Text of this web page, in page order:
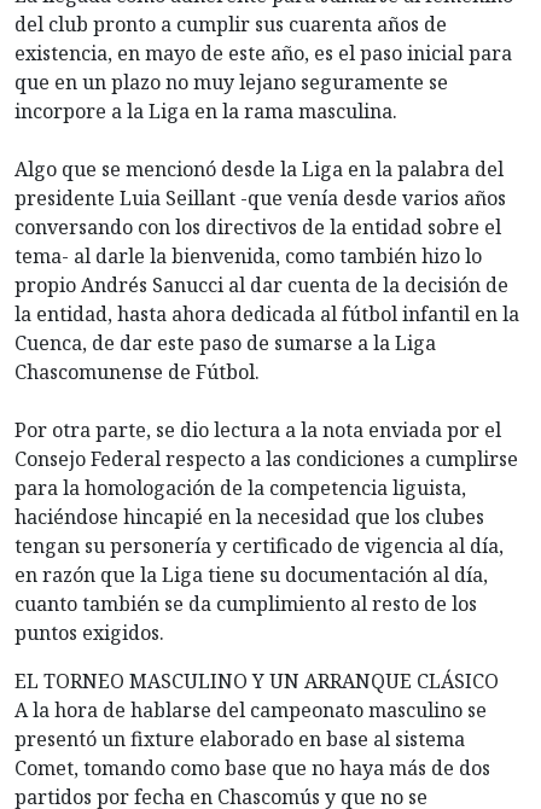
del club pronto a cumplir sus cuarenta años de
existencia, en mayo de este año, es el paso inicial para
que en un plazo no muy lejano seguramente se
incorpore a la Liga en la rama masculina.
Algo que se mencionó desde la Liga en la palabra del
presidente Luia Seillant -que venía desde varios años
conversando con los directivos de la entidad sobre el
tema- al darle la bienvenida, como también hizo lo
propio Andrés Sanucci al dar cuenta de la decisión de
la entidad, hasta ahora dedicada al fútbol infantil en la
Cuenca, de dar este paso de sumarse a la Liga
Chascomunense de Fútbol.
Por otra parte, se dio lectura a la nota enviada por el
Consejo Federal respecto a las condiciones a cumplirse
para la homologación de la competencia liguista,
haciéndose hincapié en la necesidad que los clubes
tengan su personería y certificado de vigencia al día,
en razón que la Liga tiene su documentación al día,
cuanto también se da cumplimiento al resto de los
puntos exigidos.
EL TORNEO MASCULINO Y UN ARRANQUE CLÁSICO
A la hora de hablarse del campeonato masculino se
presentó un fixture elaborado en base al sistema
Comet, tomando como base que no haya más de dos
partidos por fecha en Chascomús y que no se